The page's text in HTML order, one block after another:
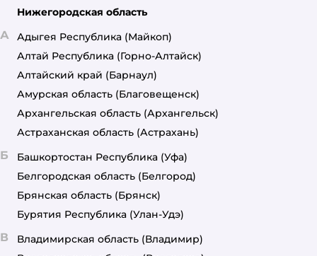
Нижегородская область
А Адыгея Республика (Майкоп)
Алтай Республика (Горно-Алтайск)
Алтайский край (Барнаул)
Амурская область (Благовещенск)
Архангельская область (Архангельск)
Астраханская область (Астрахань)
Б Башкортостан Республика (Уфа)
Белгородская область (Белгород)
Брянская область (Брянск)
Бурятия Республика (Улан-Удэ)
В Владимирская область (Владимир)